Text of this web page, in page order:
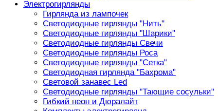
Электрогирлянды
Гирлянда из лампочек
Светодиодные гирлянды "Нить"
Светодиодные гирлянды "Шарики"
Светодиодные гирлянды Свечи
Светодиодные гирлянды Роса
Светодиодные гирлянды "Сетка"
Светодиодная гирлянда "Бахрома"
Световой занавес Led
Светодиодные гирлянды "Тающие сосульки"
Гибкий неон и Дюралайт